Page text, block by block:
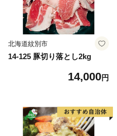
北海道紋別市
14-125 豚切り落とし2kg
14,000円